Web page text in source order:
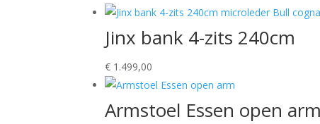
Jinx bank 4-zits 240cm
€ 1.499,00
Armstoel Essen open arm